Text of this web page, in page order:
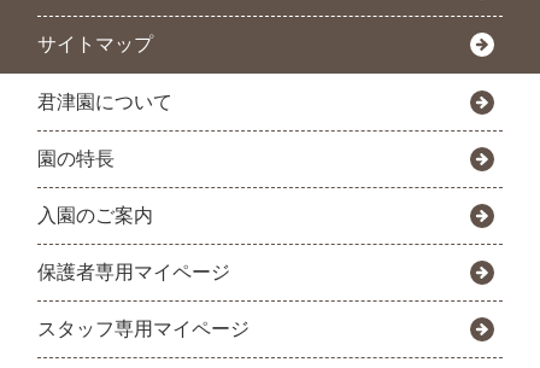
サイトマップ
君津園について
園の特長
入園のご案内
保護者専用マイページ
スタッフ専用マイページ